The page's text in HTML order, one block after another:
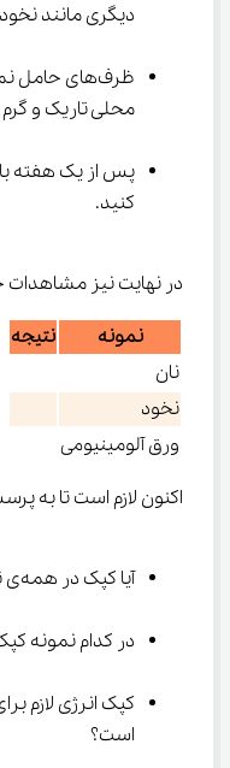
دیگری مانند
محلی تاریک و گرم
کنید.
در نهایت نیز مشاهدات
نمونه
نتیجه
نان
نخود
ورق آلومینیومی
اکنون لازم است تا به پرسش‌های زیر پاسخ
آیا کپک در همه‌ی نمونه‌ها رشد کرده است؟
در کدام نمونه
کپک انرژی لازم
‌است؟